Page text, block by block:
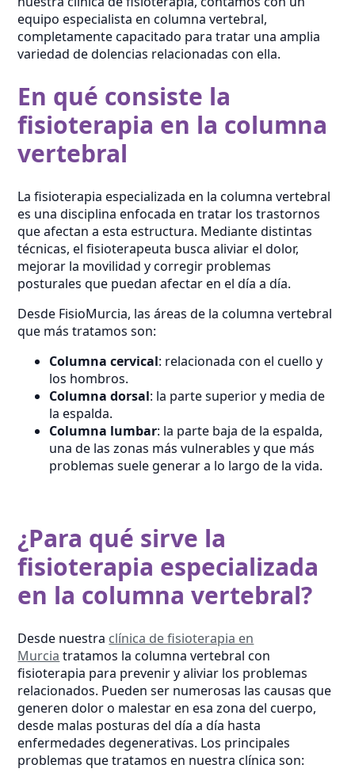
equipo especialista en columna vertebral,
completamente capacitado para tratar una amplia
variedad de dolencias relacionadas con ella.
En qué consiste la
fisioterapia en la columna
vertebral
La fisioterapia especializada en la columna vertebral
es una disciplina enfocada en tratar los trastornos
que afectan a esta estructura. Mediante distintas
técnicas, el fisioterapeuta busca aliviar el dolor,
mejorar la movilidad y corregir problemas
posturales que puedan afectar en el día a día.
Desde FisioMurcia, las áreas de la columna vertebral
que más tratamos son:
Columna cervical: relacionada con el cuello y
los hombros.
Columna dorsal: la parte superior y media de
la espalda.
Columna lumbar: la parte baja de la espalda,
una de las zonas más vulnerables y que más
problemas suele generar a lo largo de la vida.
¿Para qué sirve la
fisioterapia especializada
en la columna vertebral?
Desde nuestra clínica de fisioterapia en
Murcia tratamos la columna vertebral con
fisioterapia para prevenir y aliviar los problemas
relacionados. Pueden ser numerosas las causas que
generen dolor o malestar en esa zona del cuerpo,
desde malas posturas del día a día hasta
enfermedades degenerativas. Los principales
problemas que tratamos en nuestra clínica son: